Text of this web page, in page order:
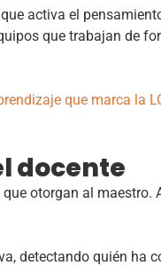
activa el
que trabajan de
que marca la
docente
otorgan al maestro.
detectando quién ha